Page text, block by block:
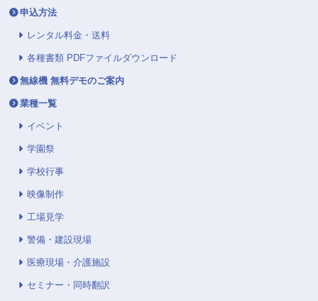
申込方法
レンタル料金・送料
各種書類 PDFファイルダウンロード
無線機 無料デモのご案内
業種一覧
イベント
学園祭
学校行事
映像制作
工場見学
警備・建設現場
医療現場・介護施設
セミナー・同時翻訳